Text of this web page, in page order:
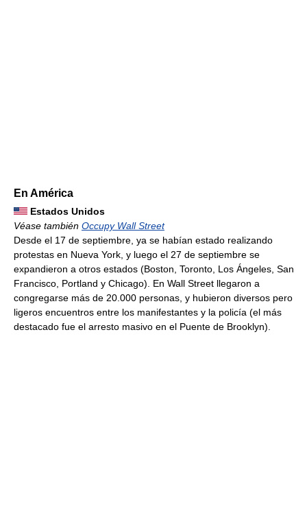
En América
Estados Unidos
Véase también Occupy Wall Street
Desde el 17 de septiembre, ya se habían estado realizando
protestas en Nueva York, y luego el 27 de septiembre se
expandieron a otros estados (Boston, Toronto, Los Ángeles, San
Francisco, Portland y Chicago). En Wall Street llegaron a
congregarse más de 20.000 personas, y hubieron diversos pero
ligeros encuentros entre los manifestantes y la policía (el más
destacado fue el arresto masivo en el Puente de Brooklyn).